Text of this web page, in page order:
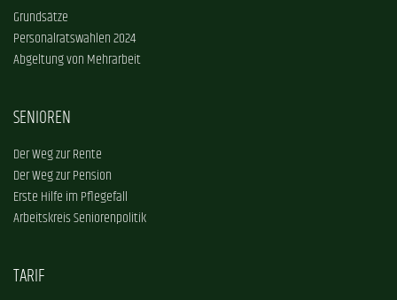
Grundsätze
Personalratswahlen 2024
Abgeltung von Mehrarbeit
SENIOREN
Der Weg zur Rente
Der Weg zur Pension
Erste Hilfe im Pflegefall
Arbeitskreis Seniorenpolitik
TARIF